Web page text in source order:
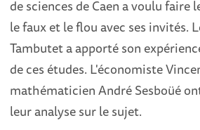
de sciences de Caen a voulu faire
le faux et le flou avec ses invités.
Tambutet a apporté son
de ces études. L'économiste
mathématicien André Sesboüé
leur analyse sur le sujet.